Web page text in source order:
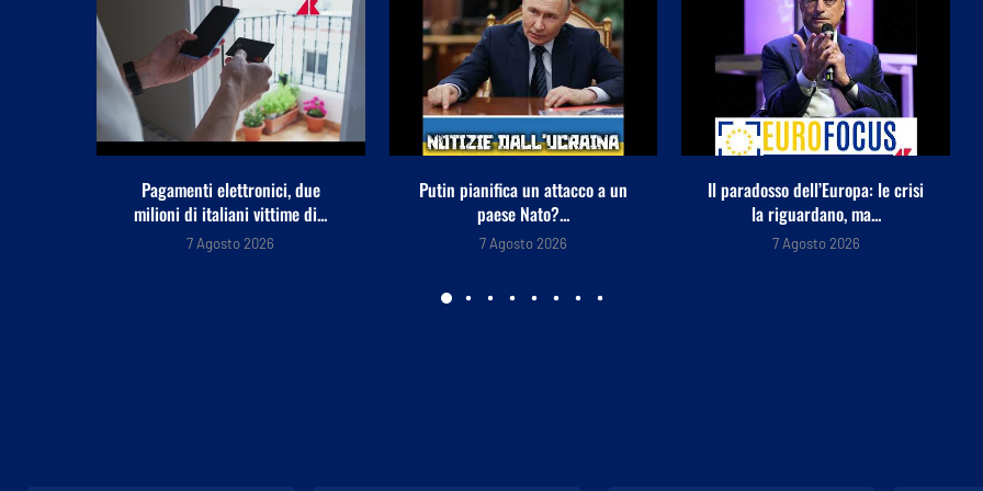
Putin pianifica un attacco a un
paese Nato?...
7 Agosto 2026
Il paradosso dell’Europa: le crisi
la riguardano, ma...
7 Agosto 2026
L’attività diplomatica italiana
all’estero – 7 agosto 2026
7 Agosto 2026